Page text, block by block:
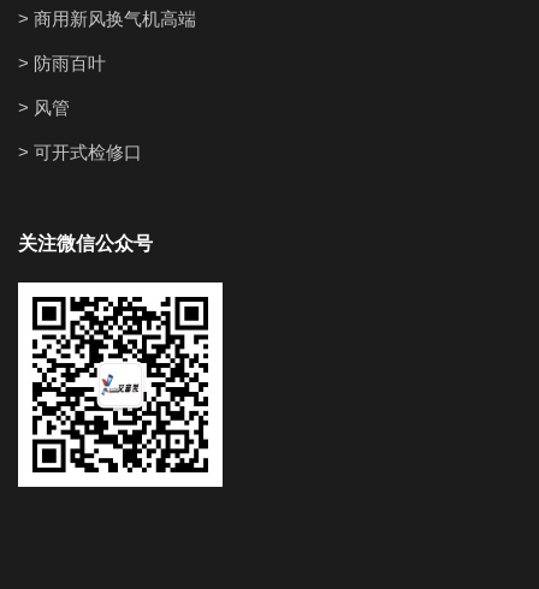
> 商用新风换气机高端
> 防雨百叶
> 风管
> 可开式检修口
关注微信公众号